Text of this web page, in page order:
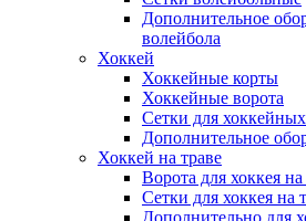
Дополнительное
волейбола
Хоккей
Хоккейные корты
Хоккейные ворота
Сетки для
Дополнительное
Хоккей на траве
Ворота для хоккея на
Сетки для хоккея на
Дополнительно для